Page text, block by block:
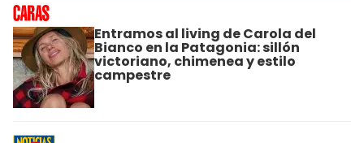
Entramos al living de Carola del
Bianco en la Patagonia: sillón
victoriano, chimenea y estilo
campestre